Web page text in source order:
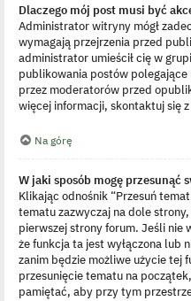
Dlaczego mój post musi być
Administrator witryny mógł
wymagają przejrzenia przed
administrator umieścił cię w
publikowania postów
przez moderatorów przed
więcej informacji, skontaktuj się
Na górę
W jaki sposób mogę przesunąć
Klikając odnośnik “Przesuń
tematu zazwyczaj na dole
pierwszej strony forum. Jeśli nie
że funkcja ta jest wyłączona lub
zanim będzie możliwe użycie tej
przesunięcie tematu na
pamiętać, aby przy tym